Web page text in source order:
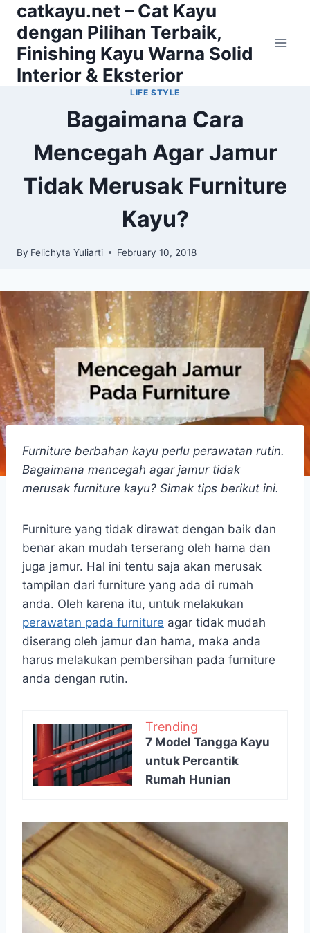
Skip
content
catkayu.net – Cat Kayu
dengan Pilihan Terbaik,
Finishing Kayu Warna Solid
Interior & Eksterior
LIFE STYLE
Bagaimana Cara
Mencegah Agar Jamur
Tidak Merusak Furniture
Kayu?
By Felichyta Yuliarti February 10, 2018
Furniture berbahan kayu perlu perawatan rutin.
Bagaimana mencegah agar jamur tidak
merusak furniture kayu? Simak tips berikut ini.
Furniture yang tidak dirawat dengan baik dan
benar akan mudah terserang oleh hama dan
juga jamur. Hal ini tentu saja akan merusak
tampilan dari furniture yang ada di rumah
anda. Oleh karena itu, untuk melakukan
perawatan pada furniture agar tidak mudah
diserang oleh jamur dan hama, maka anda
harus melakukan pembersihan pada furniture
anda dengan rutin.
Trending
7 Model Tangga Kayu
untuk Percantik
Rumah Hunian